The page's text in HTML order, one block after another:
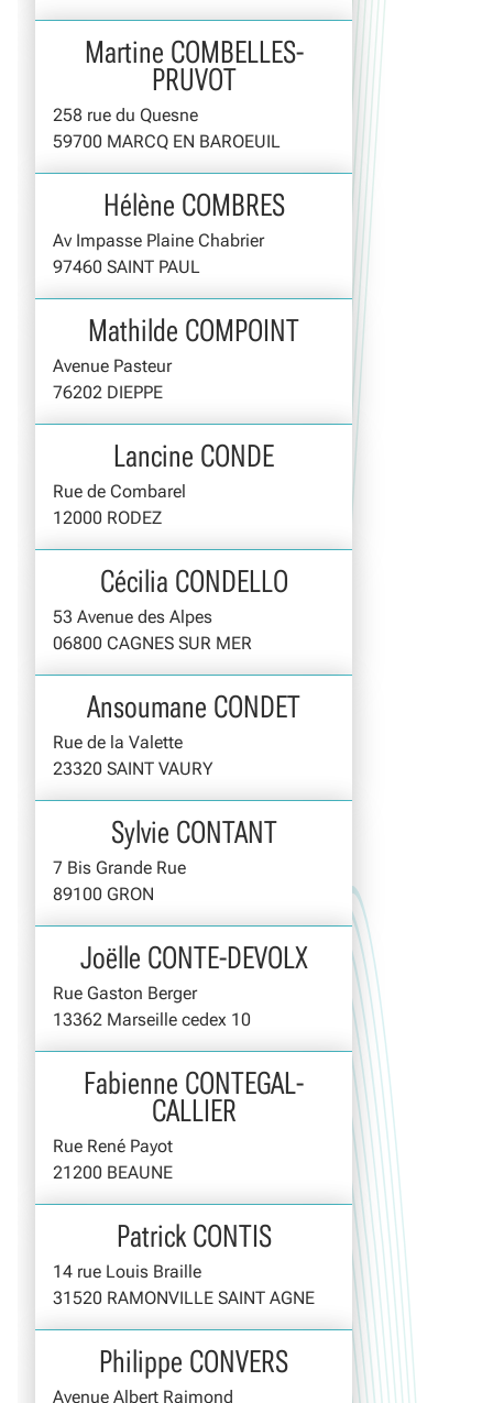
Martine COMBELLES-
PRUVOT
258 rue du Quesne
59700 MARCQ EN BAROEUIL
Hélène COMBRES
Av Impasse Plaine Chabrier
97460 SAINT PAUL
Mathilde COMPOINT
Avenue Pasteur
76202 DIEPPE
Lancine CONDE
Rue de Combarel
12000 RODEZ
Cécilia CONDELLO
53 Avenue des Alpes
06800 CAGNES SUR MER
Ansoumane CONDET
Rue de la Valette
23320 SAINT VAURY
Sylvie CONTANT
7 Bis Grande Rue
89100 GRON
Joëlle CONTE-DEVOLX
Rue Gaston Berger
13362 Marseille cedex 10
Fabienne CONTEGAL-
CALLIER
Rue René Payot
21200 BEAUNE
Patrick CONTIS
14 rue Louis Braille
31520 RAMONVILLE SAINT AGNE
Philippe CONVERS
Avenue Albert Raimond